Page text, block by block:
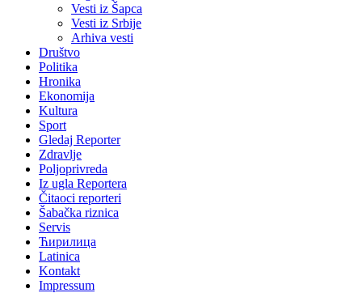
Vesti iz Šapca
Vesti iz Srbije
Arhiva vesti
Društvo
Politika
Hronika
Ekonomija
Kultura
Sport
Gledaj Reporter
Zdravlje
Poljoprivreda
Iz ugla Reportera
Čitaoci reporteri
Šabačka riznica
Servis
Ћирилица
Latinica
Kontakt
Impressum